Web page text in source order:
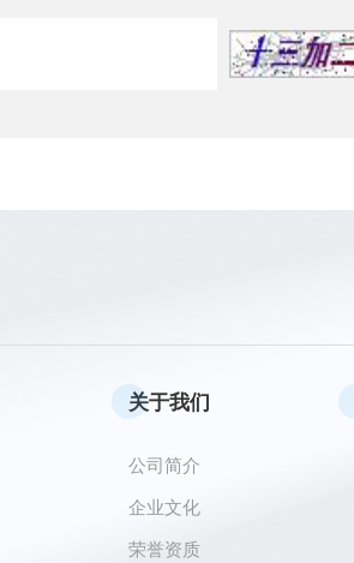
关于我们
公司简介
企业文化
荣誉资质